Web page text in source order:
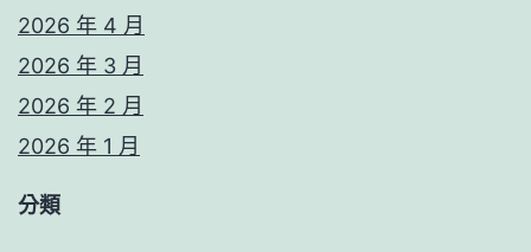
2026 年 4 月
2026 年 3 月
2026 年 2 月
2026 年 1 月
分類